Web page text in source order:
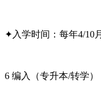
✦入学时间：每年4/10月
6 编入（专升本/转学）